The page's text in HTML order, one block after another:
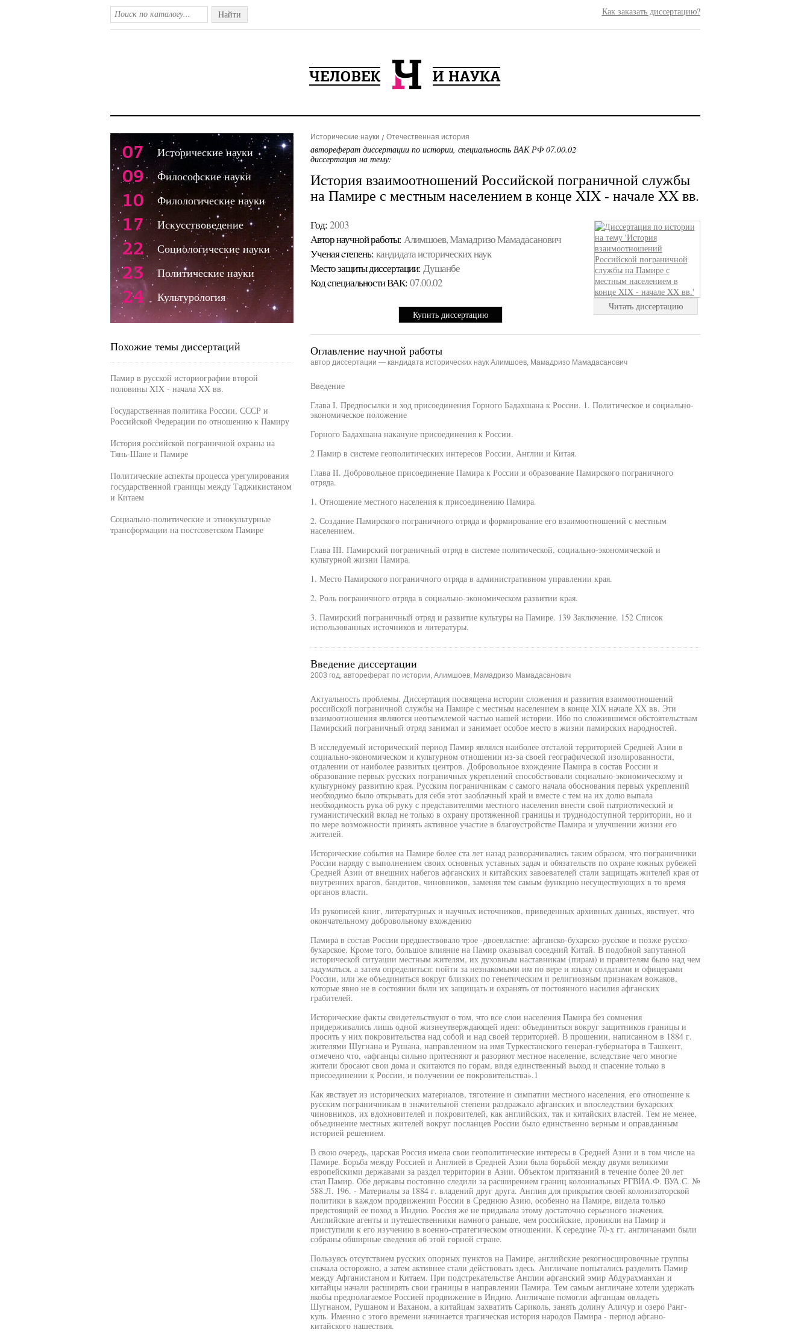
Найти Как заказать диссертацию?
Исторические науки Отечественная история
автореферат диссертации по истории, специальность ВАК РФ 07.00.02
диссертация на тему:
История взаимоотношений Российской пограничной службы
на Памире с местным населением в конце XIX - начале XX вв.
Год: 2003
Автор научной работы: Алимшоев, Мамадризо Мамадасанович
Ученая cтепень: кандидата исторических наук
Место защиты диссертации: Душанбе
Код cпециальности ВАК: 07.00.02
Купить диссертацию
Читать диссертацию
Оглавление научной работы
автор диссертации — кандидата исторических наук Алимшоев, Мамадризо Мамадасанович
Введение
Глава I. Предпосылки и ход присоединения Горного Бадахшана к России. 1. Политическое и социально-
экономическое положение
Горного Бадахшана накануне присоединения к России.
2 Памир в системе геополитических интересов России, Англии и Китая.
Глава II. Добровольное присоединение Памира к России и образование Памирского пограничного
отряда.
1. Отношение местного населения к присоединению Памира.
2. Создание Памирского пограничного отряда и формирование его взаимоотношений с местным
населением.
Глава III. Памирский пограничный отряд в системе политической, социально-экономической и
культурной жизни Памира.
1. Место Памирского пограничного отряда в административном управлении края.
2. Роль пограничного отряда в социально-экономическом развитии края.
3. Памирский пограничный отряд и развитие культуры на Памире. 139 Заключение. 152 Список
использованных источников и литературы.
Введение диссертации
2003 год, автореферат по истории, Алимшоев, Мамадризо Мамадасанович
Актуальность проблемы. Диссертация посвящена истории сложения и развития взаимоотношений
российской пограничной службы на Памире с местным населением в конце XIX начале XX вв. Эти
взаимоотношения являются неотъемлемой частью нашей истории. Ибо по сложившимся обстоятельствам
Памирский пограничный отряд занимал и занимает особое место в жизни памирских народностей.
В исследуемый исторический период Памир являлся наиболее отсталой территорией Средней Азии в
социально-экономическом и культурном отношении из-за своей географической изолированности,
отдалении от наиболее развитых центров. Добровольное вхождение Памира в состав России и
образование первых русских пограничных укреплений способствовали социально-экономическому и
культурному развитию края. Русским пограничникам с самого начала обоснования первых укреплений
необходимо было открывать для себя этот заоблачный край и вместе с тем на их долю выпала
необходимость рука об руку с представителями местного населения внести свой патриотический и
гуманистический вклад не только в охрану протяженной границы и труднодоступной территории, но и
по мере возможности принять активное участие в благоустройстве Памира и улучшении жизни его
жителей.
Исторические события на Памире более ста лет назад разворачивались таким образом, что пограничники
России наряду с выполнением своих основных уставных задач и обязательств по охране южных рубежей
Средней Азии от внешних набегов афганских и китайских завоевателей стали защищать жителей края от
внутренних врагов, бандитов, чиновников, заменяя тем самым функцию несуществующих в то время
органов власти.
Из рукописей книг, литературных и научных источников, приведенных архивных данных, явствует, что
окончательному добровольному вхождению
Памира в состав России предшествовало трое -двоевластие: афганско-бухарско-русское и позже русско-
бухарское. Кроме того, большое влияние на Памир оказывал соседний Китай. В подобной запутанной
исторической ситуации местным жителям, их духовным наставникам (пирам) и правителям было над чем
задуматься, а затем определиться: пойти за незнакомыми им по вере и языку солдатами и офицерами
России, или же объединиться вокруг близких по генетическим и религиозным признакам вожаков,
которые явно не в состоянии были их защищать и охранять от постоянного насилия афганских
грабителей.
Исторические факты свидетельствуют о том, что все слои населения Памира без сомнения
придерживались лишь одной жизнеутверждающей идеи: объединиться вокруг защитников границы и
просить у них покровительства над собой и над своей территорией. В прошении, написанном в 1884 г.
жителями Шугнана и Рушана, направленном на имя Туркестанского генерал-губернатора в Ташкент,
отмечено что, «афганцы сильно притесняют и разоряют местное население, вследствие чего многие
жители бросают свои дома и скитаются по горам, видя единственный выход и спасение только в
присоединении к России, и получении ее покровительства».1
Как явствует из исторических материалов, тяготение и симпатии местного населения, его отношение к
русским пограничникам в значительной степени раздражало афганских и впоследствии бухарских
чиновников, их вдохновителей и покровителей, как английских, так и китайских властей. Тем не менее,
объединение местных жителей вокруг посланцев России было единственно верным и оправданным
историей решением.
В свою очередь, царская Россия имела свои геополитические интересы в Средней Азии и в том числе на
Памире. Борьба между Россией и Англией в Средней Азии была борьбой между двумя великими
европейскими державами за раздел территории в Азии. Объектом притязаний в течение более 20 лет
стал Памир. Обе державы постоянно следили за расширением границ колониальных РГВИА.Ф. ВУА.С. №
588.Л. 196. - Материалы за 1884 г. владений друг друга. Англия для прикрытия своей колонизаторской
политики в каждом продвижении России в Среднюю Азию, особенно на Памире, видела только
предстоящий ее поход в Индию. Россия же не придавала этому достаточно серьезного значения.
Английские агенты и путешественники намного раньше, чем российские, проникли на Памир и
приступили к его изучению в военно-стратегическом отношении. К середине 70-х гг. англичанами были
собраны обширные сведения об этой горной стране.
Пользуясь отсутствием русских опорных пунктов на Памире, английские рекогносцировочные группы
сначала осторожно, а затем активнее стали действовать здесь. Англичане попытались разделить Памир
между Афганистаном и Китаем. При подстрекательстве Англии афганский эмир Абдурахманхан и
китайцы начали расширять свои границы в направлении Памира. Тем самым англичане хотели удержать
якобы предполагаемое Россией продвижение в Индию. Англичане помогли афганцам овладеть
Шугнаном, Рушаном и Ваханом, а китайцам захватить Сариколь, занять долину Аличур и озеро Ранг-
куль. Именно с этого времени начинается трагическая история народов Памира - период афгано-
китайского нашествия.
07 Исторические науки
09 Философские науки
10 Филологические науки
17 Искусствоведение
22 Социологические науки
23 Политические науки
24 Культурология
Похожие темы диссертаций
Памир в русской историографии второй
половины XIX - начала XX вв.
Государственная политика России, СССР и
Российской Федерации по отношению к Памиру
История российской пограничной охраны на
Тянь-Шане и Памире
Политические аспекты процесса урегулирования
государственной границы между Таджикистаном
и Китаем
Социально-политические и этнокультурные
трансформации на постсоветском Памире